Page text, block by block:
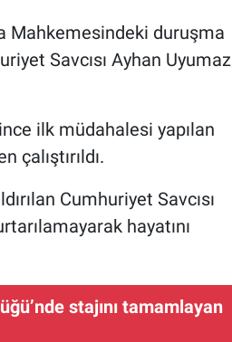
Mahkemesindeki duruşma
Savcısı Ayhan Uyumaz
ilk müdahalesi yapılan
çalıştırıldı.
Cumhuriyet Savcısı
hayatını
stajını tamamlayan